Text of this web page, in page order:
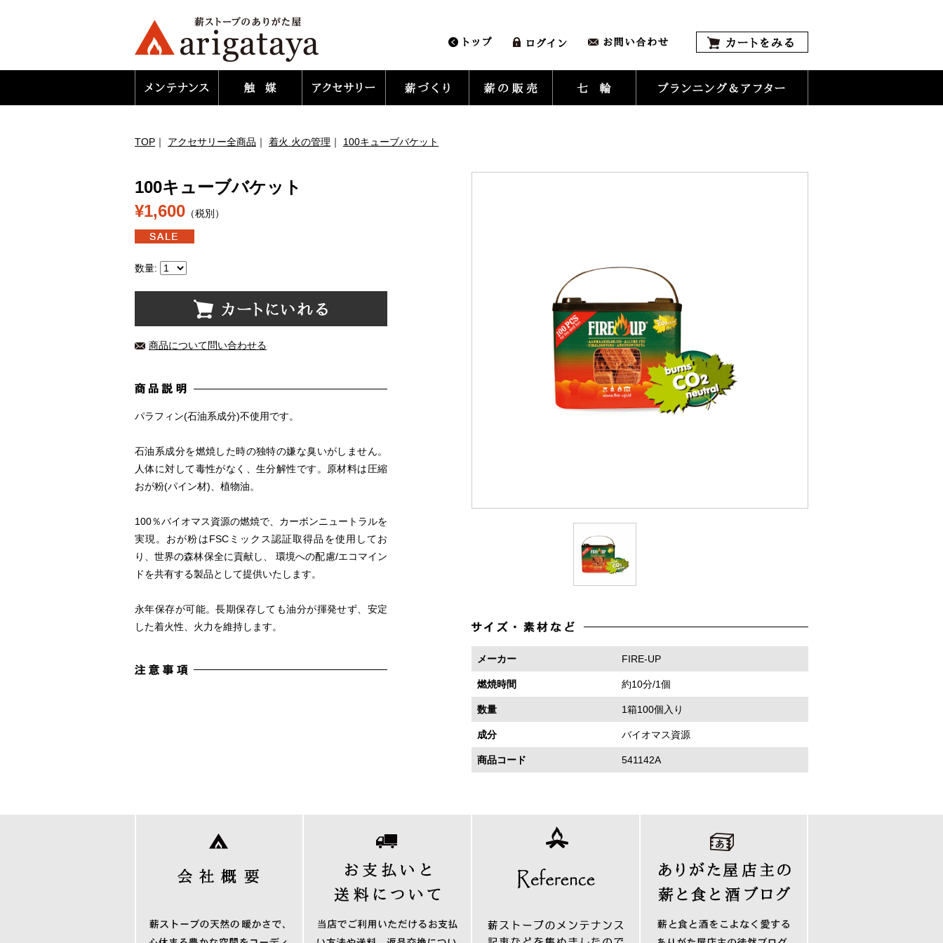
TOP ｜ アクセサリー全商品 ｜ 着火 火の管理 ｜ 100キューブバケット
100キューブバケット
¥1,600 （税別）
数量:
商品について問い合わせる
パラフィン(石油系成分)不使用です。
石油系成分を燃焼した時の独特の嫌な臭いがしません。
人体に対して毒性がなく、生分解性です。原材料は圧縮
おが粉(パイン材)、植物油。
100％バイオマス資源の燃焼で、カーボンニュートラルを
実現。おが粉はFSCミックス認証取得品を使用してお
り、世界の森林保全に貢献し、 環境への配慮/エコマイン
ドを共有する製品として提供いたします。
永年保存が可能。長期保存しても油分が揮発せず、安定
した着火性、火力を維持します。
メーカー FIRE-UP
燃焼時間 約10分/1個
数量 1箱100個入り
成分 バイオマス資源
商品コード 541142A